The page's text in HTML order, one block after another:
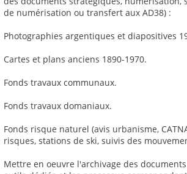
de numérisation ou transfert aux AD38) :
Photographies argentiques et diapositives
Cartes et plans anciens 1890-1970.
Fonds travaux communaux.
Fonds travaux domaniaux.
Fonds risque naturel (avis urbanisme,
risques, stations de ski, suivis des
Mettre en oeuvre l'archivage des